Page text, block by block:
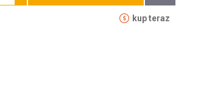
kup teraz